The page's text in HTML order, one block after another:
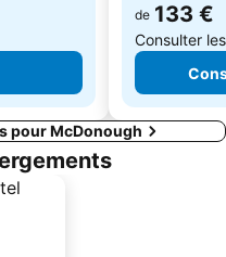
de 133 €
Consulter
pour McDonough